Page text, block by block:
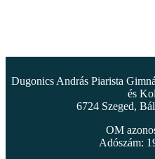
Dugonics András Piarista
és
6724 Szeged,
OM
Adószám: